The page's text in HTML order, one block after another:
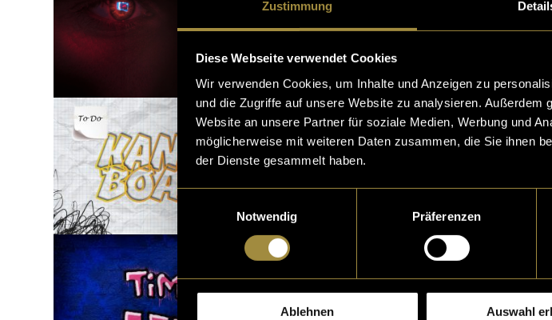
Zustimmung
Diese Webseite verwendet Cookies
Wir verwenden Cookies, um Inhalte und Anzeigen zu
und die Zugriffe auf unsere Website zu analysieren.
Website an unsere Partner für soziale Medien, Werbung und
möglicherweise mit weiteren Daten zusammen, die Sie ihnen
der Dienste gesammelt haben.
Einwilligungsauswahl
Notwendig
Präferenzen
Ablehnen Auswahl